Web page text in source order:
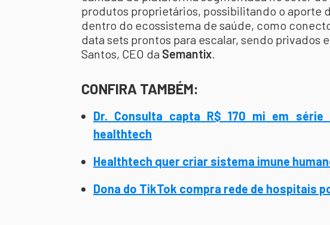
produtos proprietários, possibilitando o aporte
dentro do ecossistema de saúde, como
data sets prontos para escalar, sendo privados
Santos, CEO da Semantix.
CONFIRA TAMBÉM:
Dr. Consulta capta R$ 170 mi em
healthtech
Healthtech quer criar sistema imune
Dona do TikTok compra rede de hospitais